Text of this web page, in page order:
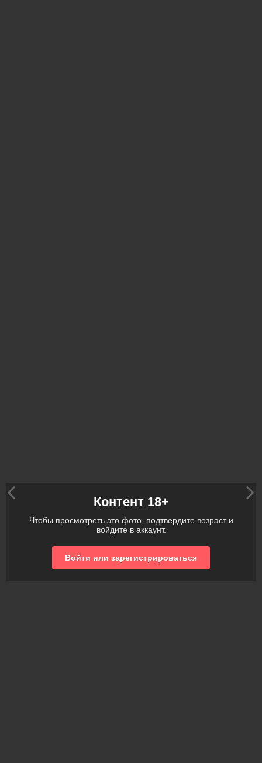
Контент 18+
Чтобы просмотреть это фото, подтвердите возраст и
войдите в аккаунт.
Войти или зарегистрироваться